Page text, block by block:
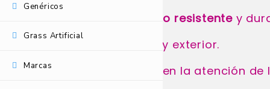
Genéricos
Grass Artificial
Marcas
polietileno resistente y
Apto para uso interior y exterior.
Colores vivos que atraen la atención de